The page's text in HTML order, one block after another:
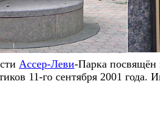
Ассер-Леви-Парка посвящён
11-го сентября 2001